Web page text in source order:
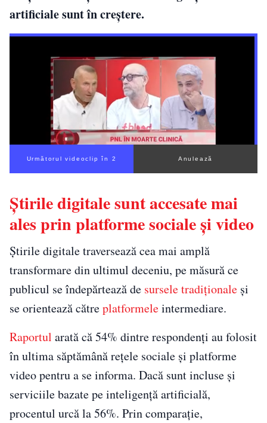
artificiale sunt în creștere.
Următorul videoclip în 1 Anulează
Știrile digitale sunt accesate mai
ales prin platforme sociale și video
Știrile digitale traversează cea mai amplă
transformare din ultimul deceniu, pe măsură ce
publicul se îndepărtează de sursele tradiționale și
se orientează cătreplatformeleintermediare.
Raportul arată că 54% dintre respondenți au folosit
în ultima săptămână rețele sociale și platforme
video pentru a se informa. Dacă sunt incluse și
serviciile bazate pe inteligență artificială,
procentul urcă la 56%. Prin comparație,